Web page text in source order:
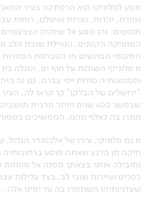
מסע לסלוניקי הוא הרפתקה בעיר
ומזרח, יהדות, נצרות ואיסלם, רוחות
תוססים. זהו מסע אל שווקיה
המוסיקה הקטנים, הטיילת שובת הלב
המקומי הבוקעים מן הטברנות
זו סלוניקי השוכנת על חוף ים, ומגלה
וסמטאותיה סודות ימי עברה, גם זה
"ירושלים של הבלקן" כך קראו לה, העיר
שבמשך 400 שנים ויותר מרבית
נותרו בה כאלף מהם, הממשיכים
זו גם סלוניקי, עירו של אלכסנדר
חיקה מן הרגע שאתה פוסע ברחובותיה
ומובילה אותך בצאתך ממנה אל
כפרים ועיירות שובי לב, בצד עלילות
שעדויותיהן השתמרו בה עד ימינו אלה.